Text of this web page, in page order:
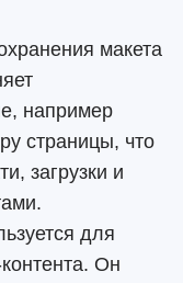
макета
например
страницы, что
загрузки и
для
Он